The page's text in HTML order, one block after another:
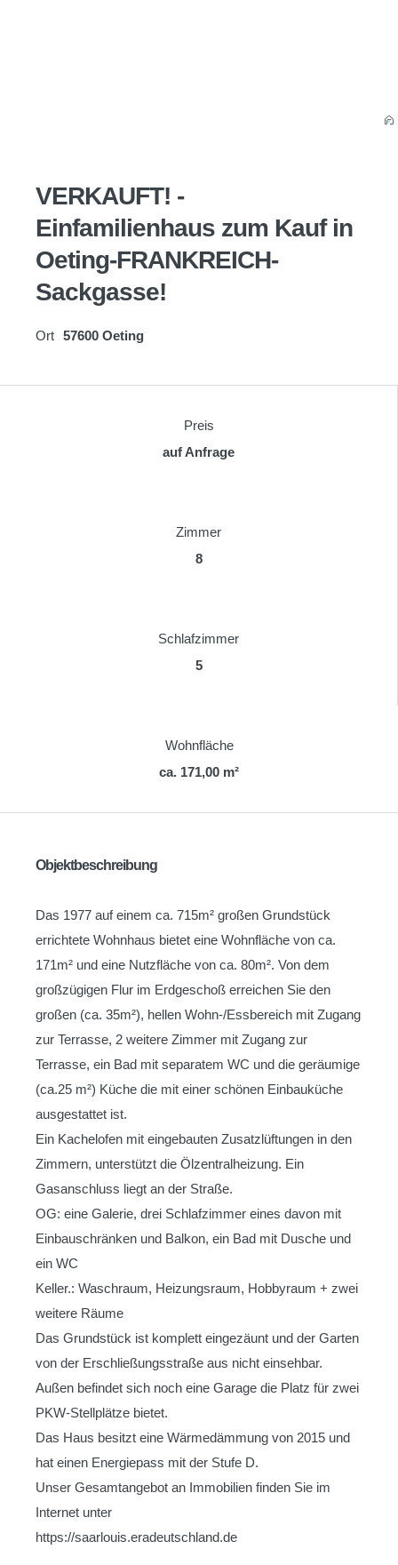
VERKAUFT! -
Einfamilienhaus zum Kauf in
Oeting-FRANKREICH-
Sackgasse!
Ort 57600 Oeting
Preis
auf Anfrage
Zimmer
8
Schlafzimmer
5
Wohnfläche
ca. 171,00 m²
Objektbeschreibung
Das 1977 auf einem ca. 715m² großen Grundstück
errichtete Wohnhaus bietet eine Wohnfläche von ca.
171m² und eine Nutzfläche von ca. 80m². Von dem
großzügigen Flur im Erdgeschoß erreichen Sie den
großen (ca. 35m²), hellen Wohn-/Essbereich mit Zugang
zur Terrasse, 2 weitere Zimmer mit Zugang zur
Terrasse, ein Bad mit separatem WC und die geräumige
(ca.25 m²) Küche die mit einer schönen Einbauküche
ausgestattet ist.
Ein Kachelofen mit eingebauten Zusatzlüftungen in den
Zimmern, unterstützt die Ölzentralheizung. Ein
Gasanschluss liegt an der Straße.
OG: eine Galerie, drei Schlafzimmer eines davon mit
Einbauschränken und Balkon, ein Bad mit Dusche und
ein WC
Keller.: Waschraum, Heizungsraum, Hobbyraum + zwei
weitere Räume
Das Grundstück ist komplett eingezäunt und der Garten
von der Erschließungsstraße aus nicht einsehbar.
Außen befindet sich noch eine Garage die Platz für zwei
PKW-Stellplätze bietet.
Das Haus besitzt eine Wärmedämmung von 2015 und
hat einen Energiepass mit der Stufe D.
Unser Gesamtangebot an Immobilien finden Sie im
Internet unter
https://saarlouis.eradeutschland.de